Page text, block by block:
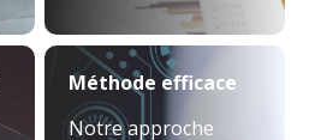
Méthode efficace
Notre approche